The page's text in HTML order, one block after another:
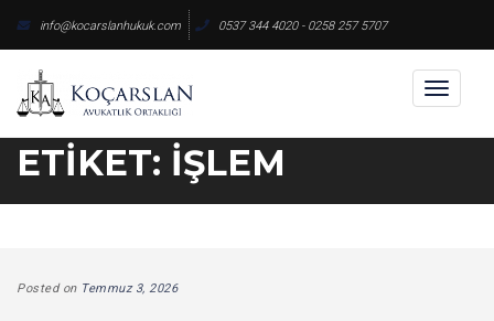
content
info@kocarslanhukuk.com 0537 344 4020 - 0258 257 5707
Toggle
ETIKET: İŞLEM
Posted on Temmuz 3, 2026